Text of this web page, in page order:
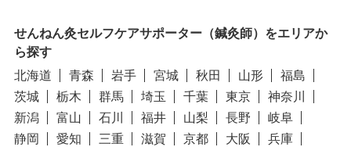
せんねん灸セルフケアサポーター（鍼灸師）をエリアか
ら探す
北海道
青森 岩手 宮城 秋田 山形
福島
茨城
栃木 群馬 埼玉 千葉 東京
神奈川
新潟
富山 石川 福井 山梨 長野
岐阜
静岡
愛知 三重 滋賀 京都 大阪
兵庫